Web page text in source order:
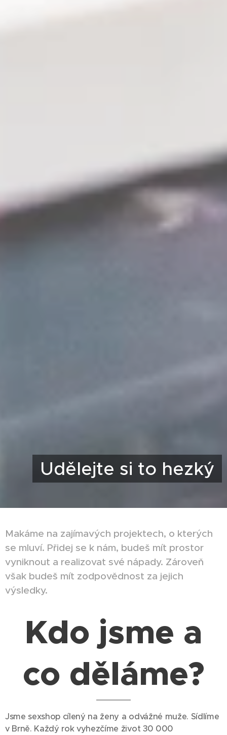
Udělejte si to hezký
Makáme na zajímavých projektech, o kterých
se mluví. Přidej se k nám, budeš mít prostor
vyniknout a realizovat své nápady. Zároveň
však budeš mít zodpovědnost za jejich
výsledky.
Kdo jsme a
co děláme?
Jsme sexshop cílený na ženy a odvážné muže. Sídlíme
v Brně. Každý rok vyhezčíme život 30 000